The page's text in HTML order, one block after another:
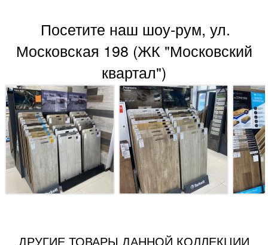
Посетите наш шоу-рум, ул.
Московская 198 (ЖК "Московский
квартал")
ДРУГИЕ ТОВАРЫ ДАННОЙ КОЛЛЕКЦИИ